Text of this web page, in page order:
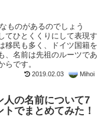
ものがあるのでしょう
てひとくくりにして表現す
移民も多く、ドイツ国籍を
、名前は先祖のルーツであ
です。
2019.02.03 Mihoi
人の名前について7
でまとめてみた！